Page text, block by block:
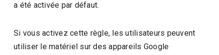
a été activée par défaut.
Si vous activez cette règle, les utilisateurs peuvent
utiliser le matériel sur des appareils Google